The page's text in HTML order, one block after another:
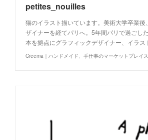
petites_nouilles
猫のイラスト描いています。美術大学卒業後
ザイナーを経てパリへ。5年間パリで過ごし
本を拠点にグラフィックデザイナー、イラス
Creema｜ハンドメイド、手仕事のマーケットプレイ